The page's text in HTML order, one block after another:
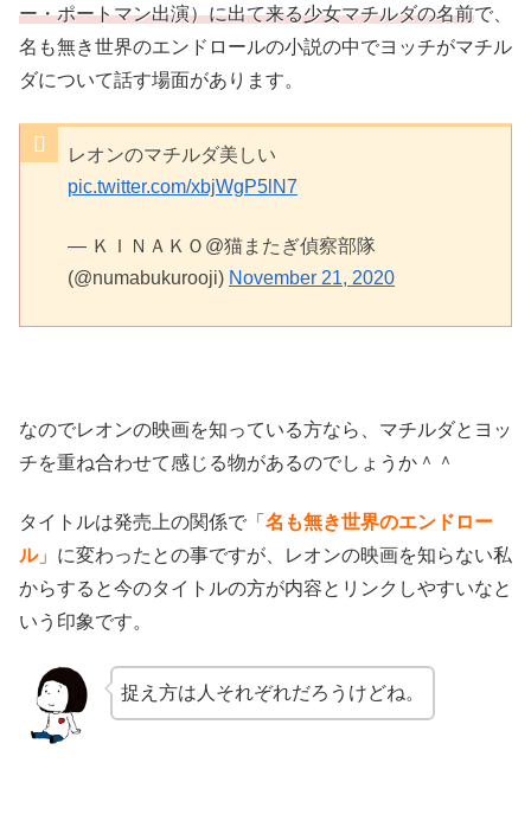
ー・ポートマン出演）に出て来る少女マチルダの名前で、
名も無き世界のエンドロールの小説の中でヨッチがマチル
ダについて話す場面があります。
レオンのマチルダ美しい
pic.twitter.com/xbjWgP5lN7
— ＫＩＮＡＫＯ@猫またぎ偵察部隊
(@numabukurooji) November 21, 2020
なのでレオンの映画を知っている方なら、マチルダとヨッ
チを重ね合わせて感じる物があるのでしょうか＾＾
タイトルは発売上の関係で「 名も無き世界のエンドロー
ル」に変わったとの事ですが、レオンの映画を知らない私
からすると今のタイトルの方が内容とリンクしやすいなと
いう印象です。
捉え方は人それぞれだろうけどね。